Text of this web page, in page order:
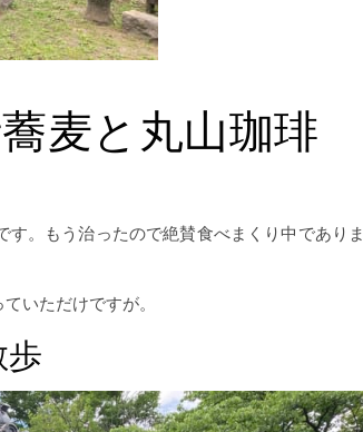
麦と丸山珈琲
。もう治ったので絶賛食べまくり中でありま
いただけですが。
歩